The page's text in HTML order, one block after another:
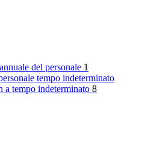
del personale 1
tempo indeterminato
a tempo indeterminato 8